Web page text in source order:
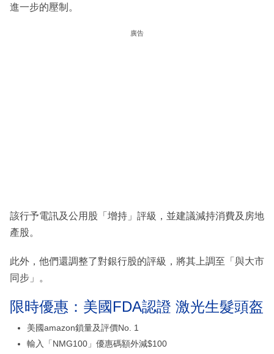
進一步的壓制。
廣告
該行予電訊及公用股「增持」評級，並建議減持消費及房地
產股。
此外，他們還調整了對銀行股的評級，將其上調至「與大市
同步」。
限時優惠：美國FDA認證 激光生髮頭盔
美國amazon鎖量及評價No. 1
輸入「NMG100」優惠碼額外減$100